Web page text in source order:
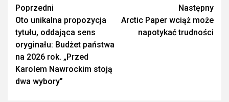
Zobacz
wpisy
Poprzedni
Oto unikalna propozycja
tytułu, oddająca sens
oryginału: Budżet państwa
na 2026 rok. „Przed
Karolem Nawrockim stoją
dwa wybory”
Następny
Arctic Paper wciąż może
napotykać trudności